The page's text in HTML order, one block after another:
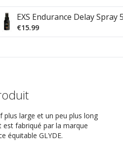
EXS Endurance Delay Spray
€15.99
plus large et un peu plus long
fabriqué par la marque
équitable GLYDE.